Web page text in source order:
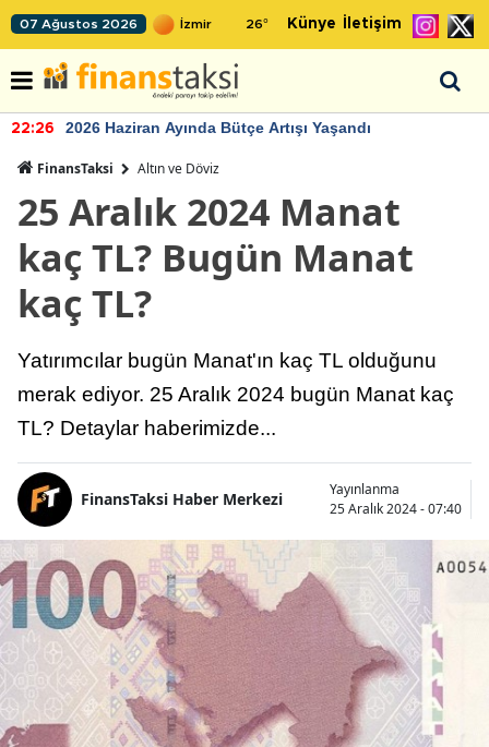
07 Ağustos 2026 26° Künye İletişim
22:26 2026 Haziran Ayında Bütçe Artışı Yaşandı
FinansTaksi Altın ve Döviz
25 Aralık 2024 Manat
kaç TL? Bugün Manat
kaç TL?
Yatırımcılar bugün Manat'ın kaç TL olduğunu
merak ediyor. 25 Aralık 2024 bugün Manat kaç
TL? Detaylar haberimizde...
FinansTaksi Haber Merkezi
Yayınlanma
25 Aralık 2024 - 07:40